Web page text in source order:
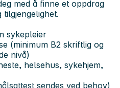
med å finne et oppdrag
sykepleier
(minimum B2 skriftlig og
nivå)
helsehus, sykehjem,
sendes ved behov)